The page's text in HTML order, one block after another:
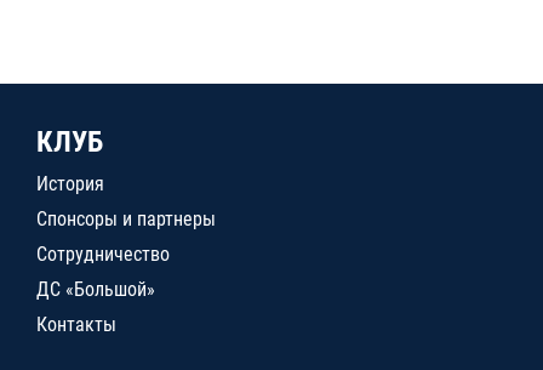
КЛУБ
История
Спонсоры и партнеры
Сотрудничество
ДС «Большой»
Контакты